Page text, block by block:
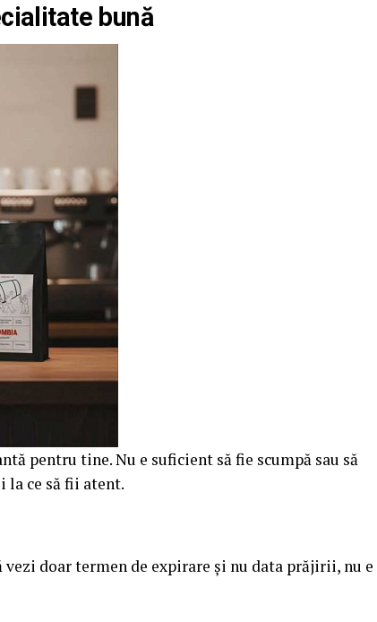
bună
pentru tine. Nu e suficient să fie scumpă sau să
la ce să fii atent.
vezi doar termen de expirare și nu data prăjirii, nu e